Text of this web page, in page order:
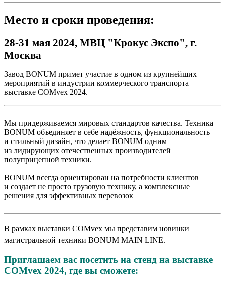
Место и сроки проведения:
28-31 мая 2024, МВЦ "Крокус Экспо", г.
Москва
Завод BONUM примет участие в одном из крупнейших
мероприятий в индустрии коммерческого транспорта —
выставке COMvex 2024.
Мы придерживаемся мировых стандартов качества. Техника
BONUM объединяет в себе надёжность, функциональность
и стильный дизайн, что делает BONUM одним
из лидирующих отечественных производителей
полуприцепной техники.
BONUM всегда ориентирован на потребности клиентов
и создает не просто грузовую технику, а комплексные
решения для эффективных перевозок
В рамках выставки COMvex мы представим новинки
магистральной техники BONUM MAIN LINE.
Приглашаем вас посетить на стенд на выставке
COMvex 2024, где вы сможете: